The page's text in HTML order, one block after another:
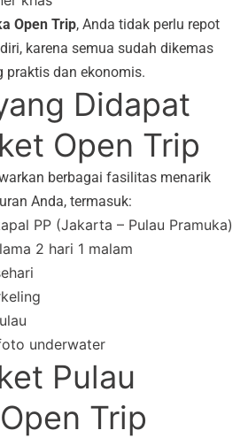
Open Trip, Anda tidak perlu repot
karena semua sudah dikemas
praktis dan ekonomis.
Didapat
Open Trip
berbagai fasilitas menarik
Anda, termasuk:
PP (Jakarta – Pulau Pramuka)
2 hari 1 malam
underwater
Pulau
Trip